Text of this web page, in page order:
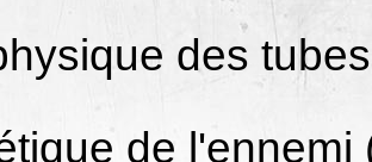
des
de